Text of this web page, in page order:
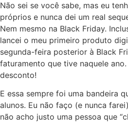
Não sei se você sabe, mas eu
próprios e nunca dei um real
Nem mesmo na Black Friday.
lancei o meu primeiro produto
segunda-feira posterior à Black
faturamento que tive naquele
desconto!
E essa sempre foi uma bandeira
alunos. Eu não faço (e nunca
não acho justo uma pessoa que